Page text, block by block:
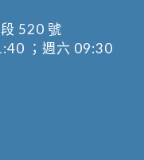
520 號
；週六 09:30